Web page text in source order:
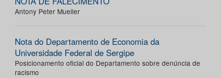
Antony Peter Mueller
Nota do Departamento de Economia da
Universidade Federal de Sergipe
Posicionamento oficial do Departamento sobre denúncia de
racismo